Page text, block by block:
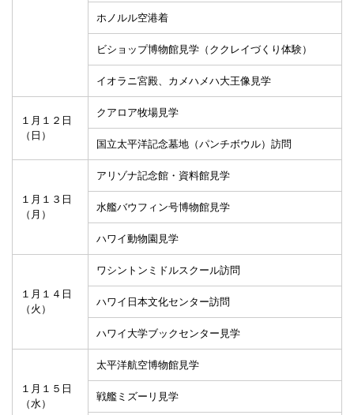
ホノルル空港着
ビショップ博物館見学（ククレイづくり体験）
イオラニ宮殿、カメハメハ大王像見学
１月１２日
（日）
クアロア牧場見学
国立太平洋記念墓地（パンチボウル）訪問
１月１３日
（月）
アリゾナ記念館・資料館見学
水艦バウフィン号博物館見学
ハワイ動物園見学
１月１４日
（火）
ワシントンミドルスクール訪問
ハワイ日本文化センター訪問
ハワイ大学ブックセンター見学
１月１５日
（水）
太平洋航空博物館見学
戦艦ミズーリ見学